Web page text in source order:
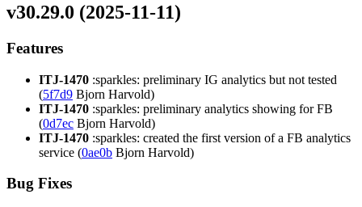
v30.29.0 (2025-11-11)
Features
ITJ-1470 :sparkles: preliminary IG analytics but not tested
(5f7d9 Bjorn Harvold)
ITJ-1470 :sparkles: preliminary analytics showing for FB
(0d7ec Bjorn Harvold)
ITJ-1470 :sparkles: created the first version of a FB analytics
service (0ae0b Bjorn Harvold)
Bug Fixes